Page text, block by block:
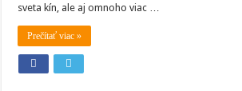
sveta kín, ale aj omnoho viac …
Prečítať viac »